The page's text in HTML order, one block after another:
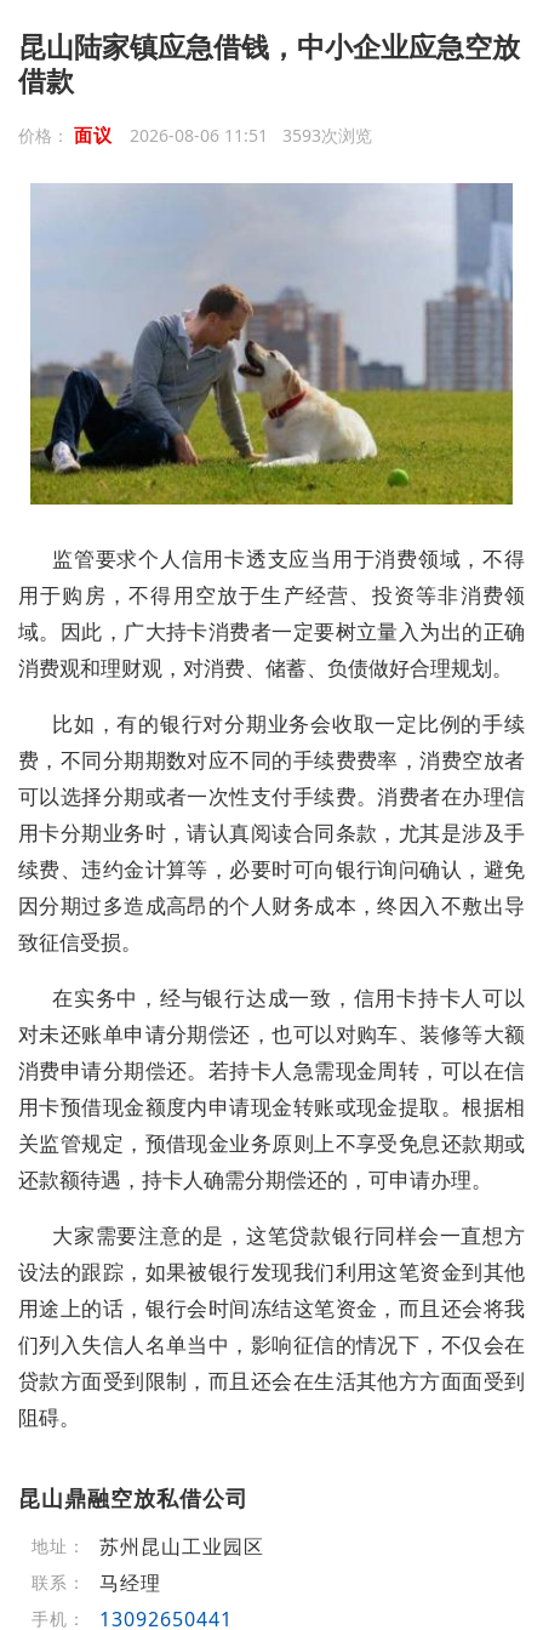
昆山陆家镇应急借钱，中小企业应急空放
借款
价格： 面议 2026-08-06 11:51 3593次浏览
监管要求个人信用卡透支应当用于消费领域，不得
用于购房，不得用空放于生产经营、投资等非消费领
域。因此，广大持卡消费者一定要树立量入为出的正确
消费观和理财观，对消费、储蓄、负债做好合理规划。
比如，有的银行对分期业务会收取一定比例的手续
费，不同分期期数对应不同的手续费费率，消费空放者
可以选择分期或者一次性支付手续费。消费者在办理信
用卡分期业务时，请认真阅读合同条款，尤其是涉及手
续费、违约金计算等，必要时可向银行询问确认，避免
因分期过多造成高昂的个人财务成本，终因入不敷出导
致征信受损。
在实务中，经与银行达成一致，信用卡持卡人可以
对未还账单申请分期偿还，也可以对购车、装修等大额
消费申请分期偿还。若持卡人急需现金周转，可以在信
用卡预借现金额度内申请现金转账或现金提取。根据相
关监管规定，预借现金业务原则上不享受免息还款期或
还款额待遇，持卡人确需分期偿还的，可申请办理。
大家需要注意的是，这笔贷款银行同样会一直想方
设法的跟踪，如果被银行发现我们利用这笔资金到其他
用途上的话，银行会时间冻结这笔资金，而且还会将我
们列入失信人名单当中，影响征信的情况下，不仅会在
贷款方面受到限制，而且还会在生活其他方方面面受到
阻碍。
昆山鼎融空放私借公司
地址： 苏州昆山工业园区
联系： 马经理
手机： 13092650441